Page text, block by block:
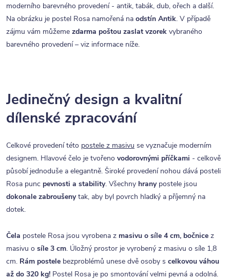
moderního barevného provedení - antik, tabák, dub, ořech a další.
Na obrázku je postel Rosa namořená na odstín Antik. V případě
zájmu vám můžeme zdarma poštou zaslat vzorek vybraného
barevného provedení – viz informace níže.
Jedinečný design a kvalitní
dílenské zpracování
Celkové provedení této postele z masivu se vyznačuje moderním
designem. Hlavové čelo je tvořeno vodorovnými příčkami - celkově
působí jednoduše a elegantně. Široké provedení nohou dává posteli
Rosa punc pevnosti a stability. Všechny hranypostele jsou
dokonale zabroušenytak, aby byl povrch hladký a příjemný na
dotek.
Čela postele Rosa jsou vyrobena z masivu o síle 4 cm, bočnice z
masivu o síle 3 cm. Úložný prostor je vyrobený z masivu o síle 1,8
cm. Rám postele bezproblémů unese dvě osoby s celkovou váhou
až do 320 kg! Postel Rosa je po smontování velmi pevná a odolná.